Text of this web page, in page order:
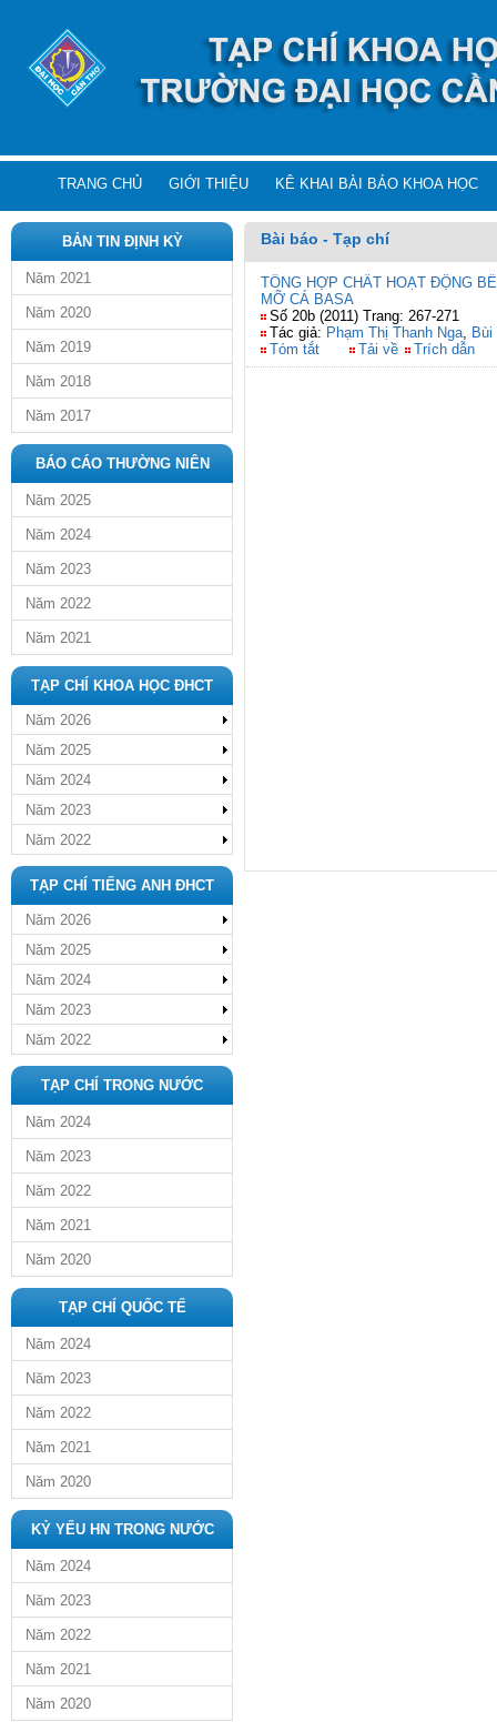
TRANG CHỦ GIỚI THIỆU KÊ KHAI BÀI BÁO KHOA HỌC
BẢN TIN ĐỊNH KỲ
Năm 2021
Năm 2020
Năm 2019
Năm 2018
Năm 2017
BÁO CÁO THƯỜNG NIÊN
Năm 2025
Năm 2024
Năm 2023
Năm 2022
Năm 2021
TẠP CHÍ KHOA HỌC ĐHCT
Năm 2026
Năm 2025
Năm 2024
Năm 2023
Năm 2022
TẠP CHÍ TIẾNG ANH ĐHCT
Năm 2026
Năm 2025
Năm 2024
Năm 2023
Năm 2022
TẠP CHÍ TRONG NƯỚC
Năm 2024
Năm 2023
Năm 2022
Năm 2021
Năm 2020
TẠP CHÍ QUỐC TẾ
Năm 2024
Năm 2023
Năm 2022
Năm 2021
Năm 2020
KỶ YẾU HN TRONG NƯỚC
Năm 2024
Năm 2023
Năm 2022
Năm 2021
Năm 2020
Bài báo - Tạp chí
TỔNG HỢP CHẤT HOẠT ĐỘNG
MỠ CÁ BASA
Số 20b (2011) Trang: 267-271
Tác giả: Phạm Thị Thanh Nga,
Tóm tắt
Tải về Trích dẫn